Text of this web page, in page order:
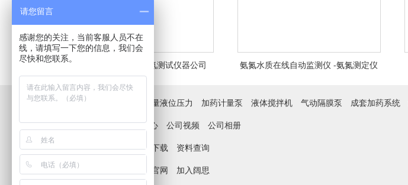
雷磁氨氮测定仪- 氨氮测试仪器公司
<查看详情>
雷磁氨氮测定仪- 氨氮测试仪器公司
氨氮水质在线自动监测仪 -氨氮测定仪
产品中心 : 流量液位压力 加药计量泵 液体搅拌机 气动隔膜泵 成套加药系统
新闻&案例 : 新闻 案例中心 公司视频 公司相册
技术支持 : 技术文章 资料下载 资料查询
关于我们 : 阔思官网 加入阔思
请您留言
感谢您的关注，当前客服人员不在
线，请填写一下您的信息，我们会
尽快和您联系。